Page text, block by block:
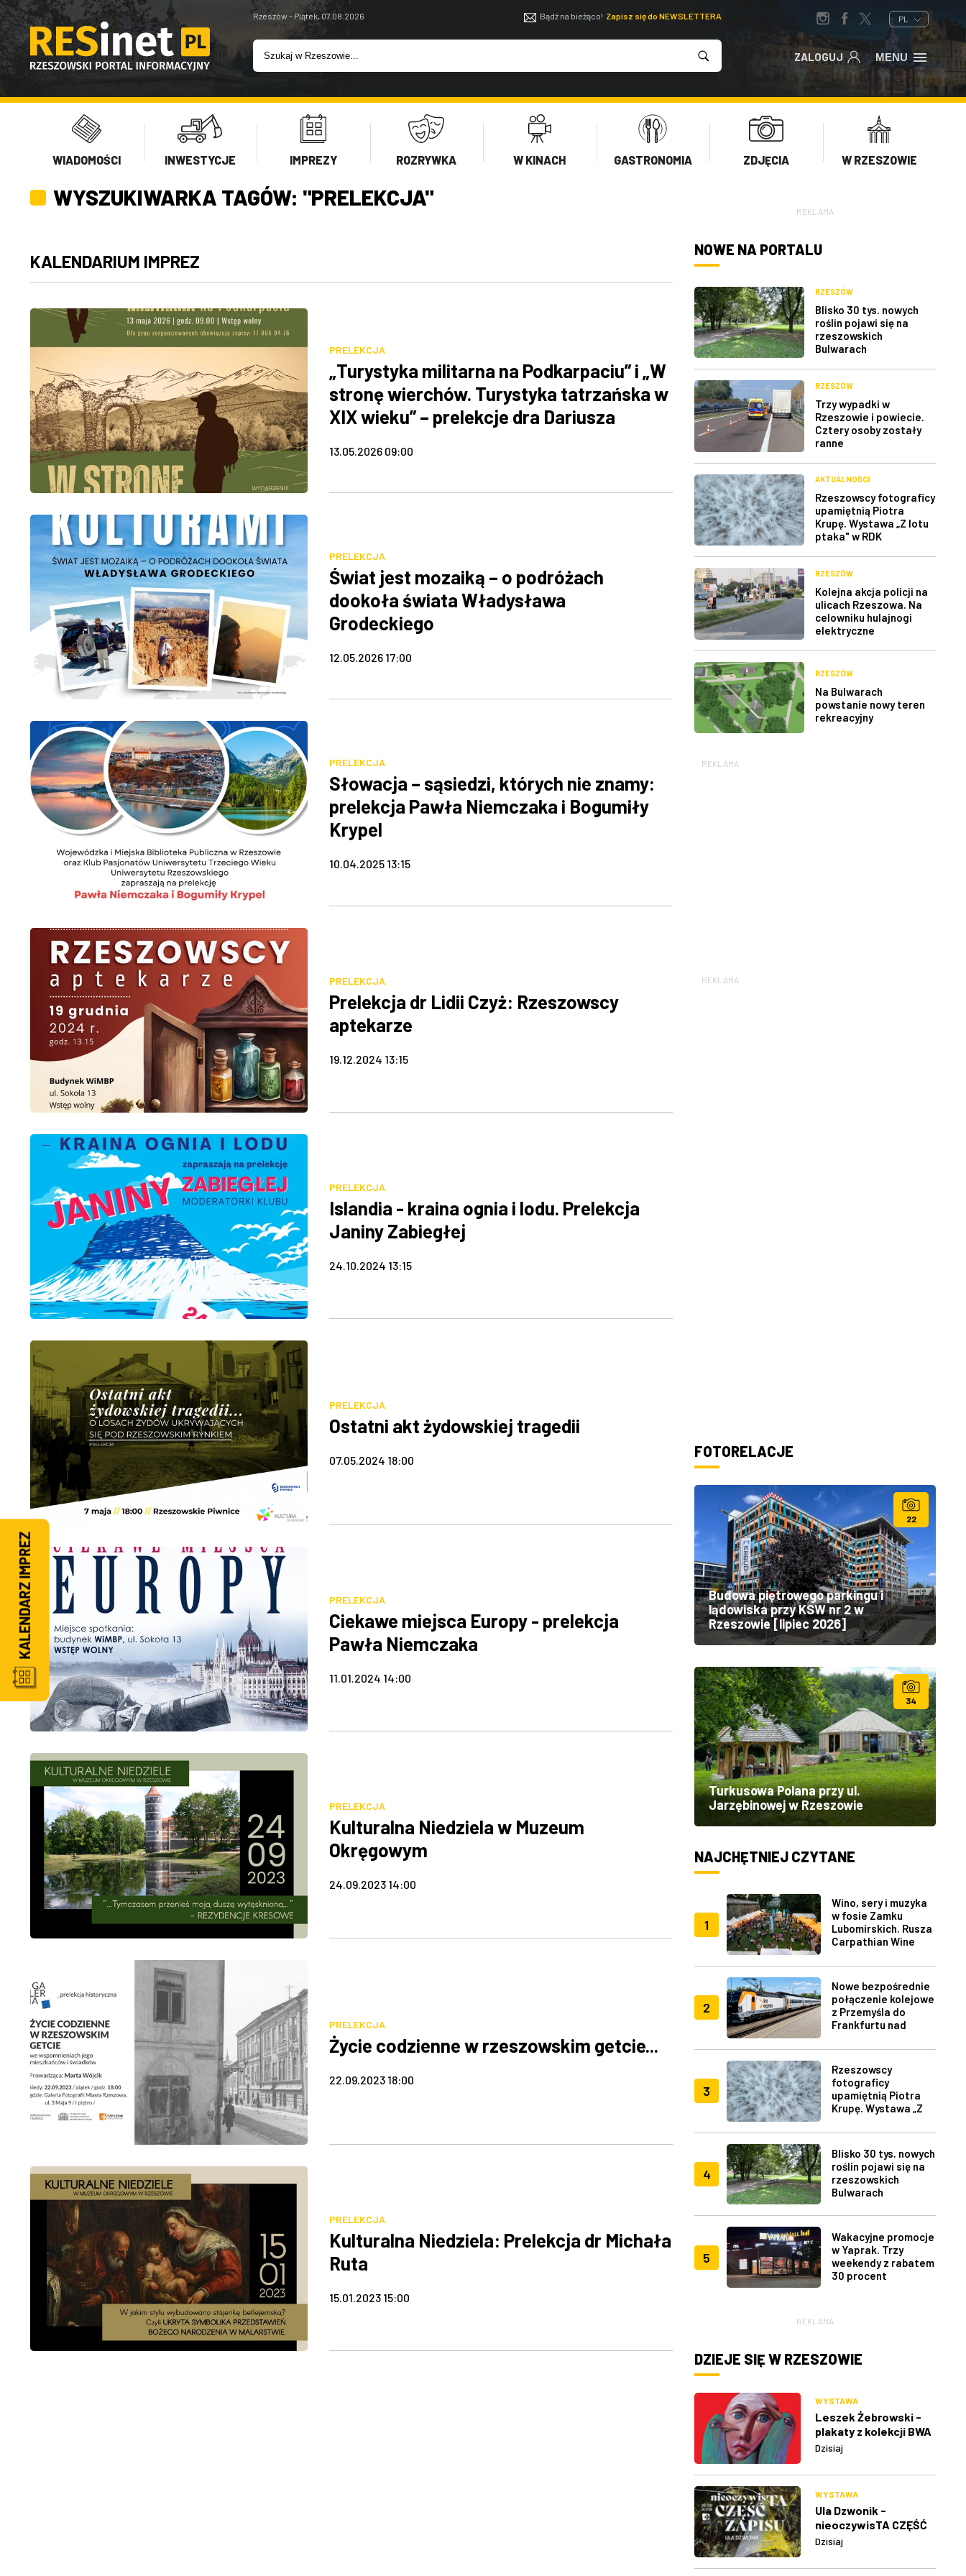
Rzeszów - Piątek, 07.08.2026 Bądź na bieżąco! Zapisz się do NEWSLETTERA PL
ZALOGUJ MENU
WIADOMOŚCI INWESTYCJE IMPREZY ROZRYWKA W KINACH GASTRONOMIA ZDJĘCIA W RZESZOWIE
WYSZUKIWARKA TAGÓW: "PRELEKCJA"
KALENDARIUM IMPREZ
PRELEKCJA
„Turystyka militarna na Podkarpaciu” i „W
stronę wierchów. Turystyka tatrzańska w
XIX wieku” – prelekcje dra Dariusza
13.05.2026 09:00
PRELEKCJA
Świat jest mozaiką – o podróżach
dookoła świata Władysława
Grodeckiego
12.05.2026 17:00
PRELEKCJA
Słowacja – sąsiedzi, których nie znamy:
prelekcja Pawła Niemczaka i Bogumiły
Krypel
10.04.2025 13:15
PRELEKCJA
Prelekcja dr Lidii Czyż: Rzeszowscy
aptekarze
19.12.2024 13:15
PRELEKCJA
Islandia - kraina ognia i lodu. Prelekcja
Janiny Zabiegłej
24.10.2024 13:15
PRELEKCJA
Ostatni akt żydowskiej tragedii
07.05.2024 18:00
PRELEKCJA
Ciekawe miejsca Europy - prelekcja
Pawła Niemczaka
11.01.2024 14:00
PRELEKCJA
Kulturalna Niedziela w Muzeum
Okręgowym
24.09.2023 14:00
PRELEKCJA
Życie codzienne w rzeszowskim getcie...
22.09.2023 18:00
PRELEKCJA
Kulturalna Niedziela: Prelekcja dr Michała
Ruta
15.01.2023 15:00
REKLAMA
NOWE NA PORTALU
RZESZÓW
Blisko 30 tys. nowych
roślin pojawi się na
rzeszowskich
Bulwarach
RZESZÓW
Trzy wypadki w
Rzeszowie i powiecie.
Cztery osoby zostały
ranne
AKTUALNOŚCI
Rzeszowscy fotograficy
upamiętnią Piotra
Krupę. Wystawa „Z lotu
ptaka" w RDK
RZESZÓW
Kolejna akcja policji na
ulicach Rzeszowa. Na
celowniku hulajnogi
elektryczne
RZESZÓW
Na Bulwarach
powstanie nowy teren
rekreacyjny
REKLAMA
REKLAMA
FOTORELACJE
22
Budowa piętrowego parkingu i
lądowiska przy KSW nr 2 w
Rzeszowie [lipiec 2026]
34
Turkusowa Polana przy ul.
Jarzębinowej w Rzeszowie
NAJCHĘTNIEJ CZYTANE
1
Wino, sery i muzyka
w fosie Zamku
Lubomirskich. Rusza
Carpathian Wine
2
Nowe bezpośrednie
połączenie kolejowe
z Przemyśla do
Frankfurtu nad
3
Rzeszowscy
fotograficy
upamiętnią Piotra
Krupę. Wystawa „Z
4
Blisko 30 tys. nowych
roślin pojawi się na
rzeszowskich
Bulwarach
5
Wakacyjne promocje
w Yaprak. Trzy
weekendy z rabatem
30 procent
REKLAMA
DZIEJE SIĘ W RZESZOWIE
WYSTAWA
Leszek Żebrowski -
plakaty z kolekcji BWA
w Rzeszowie
Dzisiaj
WYSTAWA
Ula Dzwonik -
nieoczywisTA CZĘŚĆ
ZAPISU
Dzisiaj
KALENDARZ IMPREZ